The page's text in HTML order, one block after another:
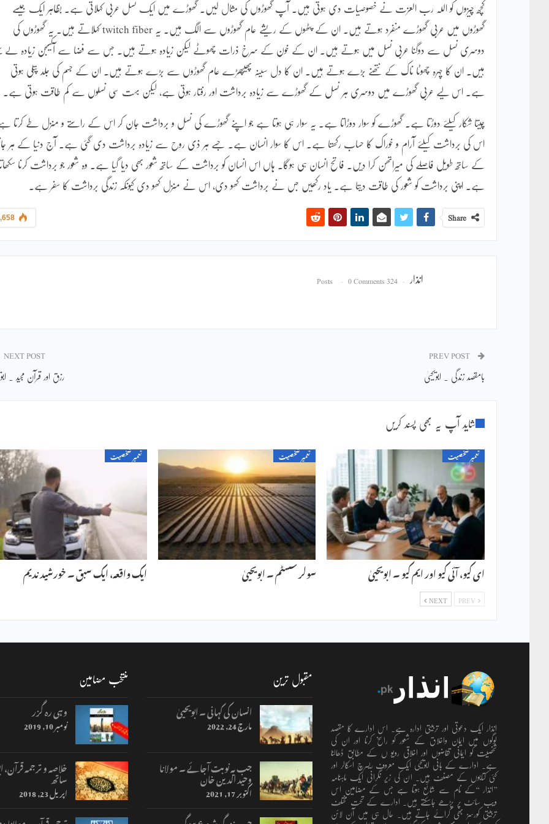
کچھ چیزوں کو اللہ رب العزت نے خصوصیات دی ہوتی ہیں۔ آپ گھوڑوں کی مثال لیں۔ گھوڑے میں ایک نسل عربی کہلاتی ہے۔ بظاہر ایک جیسے
گھوڑوں میں عربی گھوڑے منفرد ہوتے ہیں۔ ان کے پٹھوں کے ریشے عام گھوڑوں سے الگ ہیں۔ یہ twitch fiber کہلاتے ہیں۔ یہ گھوڑوں کی
دوسری نسل سے دوگنا عربی نسل میں ہوتے ہیں۔ ان کے خون کے سرخ ذرات چھوٹے لیکن زیادہ ہوتے ہیں۔ جس سے فضا سے آکسیجن زیادہ لے
ہیں۔ ان کا چہرہ چھوٹا ناک کے نتھنے بڑے ہوتے ہیں۔ ان کا دل سینہ پھیپھڑے عام گھوڑوں سے بڑے ہوتے ہیں۔ ان کے جسم کی جلد پتلی ہوتی
ہے۔ اس لیے عربی گھوڑے میں دوسری ہر نسل کے گھوڑے سے زیادہ برداشت اور رفتار ہوتی ہے، لیکن بہت سی نسلوں سے کم طاقت ہوتی ہے۔
چیتا شکار کیلئے دوڑتا ہے۔ گھوڑے کو سوار دوڑاتا ہے۔ یہ سوار ہی ہوتا ہے جو اپنے گھوڑے کی نسل و برداشت جان کر اس کے راستے و منزل طے کرتا
اس کی برداشت کیلئے آرام و خوراک کا حساب رکھتا ہے۔ اس کا سوار انسان ہے۔ جسے ہر ذی روح سے زیادہ برداشت دی گئی ہے۔ آج دنیا کے ہر
کے ساتھ طویل فاصلے کی میراتھن کرا دیں۔ فاتح انسان ہی ہوگا۔ ہاں اس انسان کو برداشت کے ساتھ شعور بھی دیا گیا ہے۔ وہ شعور جو برداشت کرنا
ہے۔ اپنی برداشت کو شعور کی طاقت دیتا ہے۔ یاد رکھیں جس نے برداشت کھو دی، اس نے منزل کھو دی کیونکہ زندگی برداشت کا سفر ہے۔
Share
انذار 324 Posts
0 Comments
بامقصد زندگی ۔ ابویحییٰ
NEXT POST
رزق اور قرآن مجید ۔
شاید آپ یہ بھی پسند کریں
تعمیر شخصیت
ای کیو، آئی کیو اور ایم کیو ۔ ابویحییٰ
تعمیر شخصیت
سولر سسٹم ۔ ابویحییٰ
تعمیر شخصیت
ایک واقعہ، ایک سبق ۔ خورشید ندیم
NEXT
انذار ایک دعوتی اور تربیتی ادارہ ہے۔ اس ادارے کا مقصد
لوگوں میں ایمان واخلاق کے شعور کو راسخ کرنا اور ان کی
شخصیت کو ایمانی تقاضوں اور اخلاقی رویو ں کے مطابق ڈھالنا
ہے۔ ادارے کے بانی ابویحییٰ ایک معروف ریسرچ اسکالر اور
کئی کتابوں کے مصنف ہیں۔ ان کی زیر نگرانی ایک ماہنامہ
’’انذار ‘‘کے نام سے شائع ہوتا ہے جس کے مضامین اس
ویب سائٹ پر پڑھے جاسکتے ہیں۔ ادارے کے تحت مختلف
تربیتی کورسز بھی کرائے جاتے ہیں۔ حال ہی میں آن لائن
مقبول ترین
انسان کی کہانی ۔ ابویحییٰ
مارچ 24, 2022
جب یہ نوبت آجائے ۔ مولانا
وحید الدین خان
اکتوبر 17, 2021
منتخب مضامین
وہی رہ گزر
نومبر 10, 2019
خلاصہ و ترجمہ
ساتھ
اپریل 23, 2018